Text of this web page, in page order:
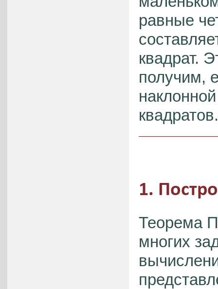
равные
квадрат.
получим,
квадратов.
1.
Теорема
многих